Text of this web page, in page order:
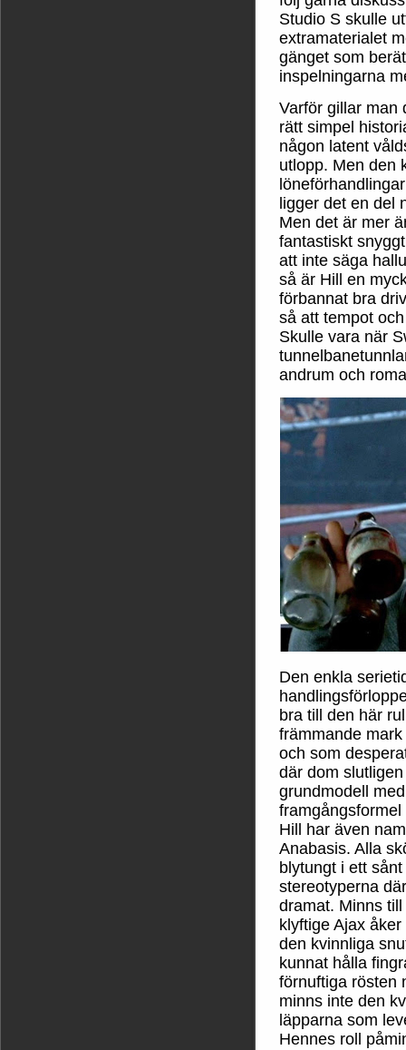
Studio S skulle
extramaterialet
gänget som
inspelningarna
Varför gillar man
rätt simpel
någon latent
utlopp. Men den
ligger det en del
Men det är mer
fantastiskt
att inte säga
så är Hill en
förbannat bra
så att tempot
Skulle vara när
andrum och
Den enkla
bra till den här
främmande
och som
där dom
grundmodell
Hill har även
Anabasis. Alla
blytungt i ett
stereotyperna
dramat. Minns
klyftige Ajax
den kvinnliga
kunnat hålla
förnuftiga rösten
minns inte den
läpparna som
Hennes roll